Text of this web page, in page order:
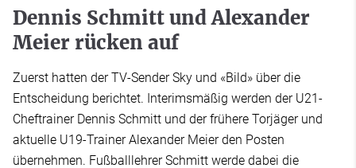
Dennis Schmitt und Alexander
Meier rücken auf
Zuerst hatten der TV-Sender Sky und «Bild» über die
Entscheidung berichtet. Interimsmäßig werden der U21-
Cheftrainer Dennis Schmitt und der frühere Torjäger und
aktuelle U19-Trainer Alexander Meier den Posten
übernehmen. Fußballlehrer Schmitt werde dabei die